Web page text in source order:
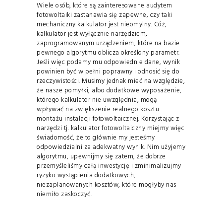
Wiele osób, które są zainteresowane audytem
fotowoltaiki zastanawia się zapewne, czy taki
mechaniczny kalkulator jest nieomylny. Cóż,
kalkulator jest wyłącznie narzędziem,
zaprogramowanym urządzeniem, które na bazie
pewnego algorytmu oblicza określony parametr.
Jeśli więc podamy mu odpowiednie dane, wynik
powinien być w pełni poprawny i odnosić się do
rzeczywistości. Musimy jednak mieć na względzie,
że nasze pomyłki, albo dodatkowe wyposażenie,
którego kalkulator nie uwzględnia, mogą
wpływać na zwiększenie realnego kosztu
montażu instalacji fotowoltaicznej. Korzystając z
narzędzi tj. kalkulator fotowoltaiczny miejmy więc
świadomość, że to głównie my jesteśmy
odpowiedzialni za adekwatny wynik. Nim użyjemy
algorytmu, upewnijmy się zatem, że dobrze
przemyśleliśmy całą inwestycję i zminimalizujmy
ryzyko wystąpienia dodatkowych,
niezaplanowanych kosztów, które mogłyby nas
niemiło zaskoczyć.